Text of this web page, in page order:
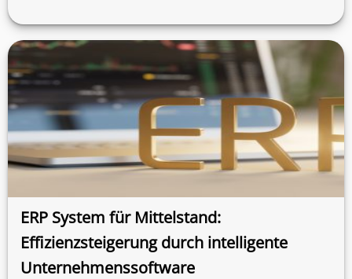
ERP System für Mittelstand:
Effizienzsteigerung durch intelligente
Unternehmenssoftware